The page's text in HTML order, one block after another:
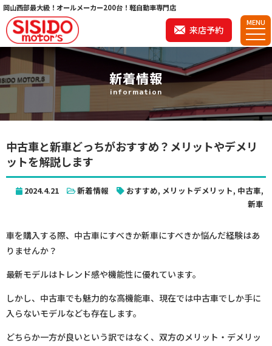
岡山西部最大級！オールメーカー200台！軽自動車専門店
来店予約
MENU
新着情報
information
中古車と新車どっちがおすすめ？メリットやデメリ
ットを解説します
2024.4.21 新着情報 おすすめ, メリットデメリット, 中古車,
新車
車を購入する際、中古車にすべきか新車にすべきか悩んだ経験はあ
りませんか？
最新モデルはトレンド感や機能性に優れています。
しかし、中古車でも魅力的な高機能車、現在では中古車でしか手に
入らないモデルなども存在します。
どちらか一方が良いという訳ではなく、双方のメリット・デメリッ